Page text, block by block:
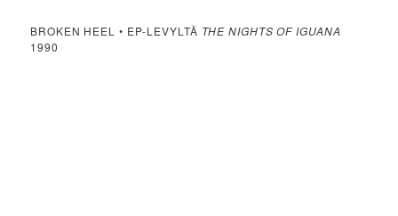
BROKEN HEEL • EP-LEVYLTÄ THE NIGHTS OF IGUANA
1990